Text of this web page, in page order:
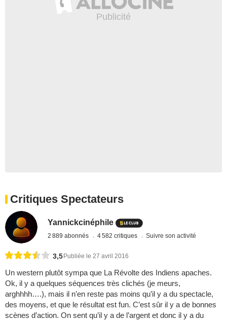
Critiques Spectateurs
Yannickcinéphile
2 889 abonnés 4 582 critiques Suivre son activité
3,5 Publiée le 27 avril 2016
Un western plutôt sympa que La Révolte des Indiens apaches.
Ok, il y a quelques séquences très clichés (je meurs,
arghhhh….), mais il n’en reste pas moins qu’il y a du spectacle,
des moyens, et que le résultat est fun. C’est sûr il y a de bonnes
scènes d’action. On sent qu’il y a de l’argent et donc il y a du